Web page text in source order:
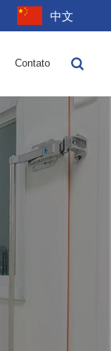
中文
Contato